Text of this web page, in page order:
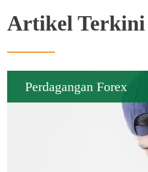
Artikel Terkini
Perdagangan Forex